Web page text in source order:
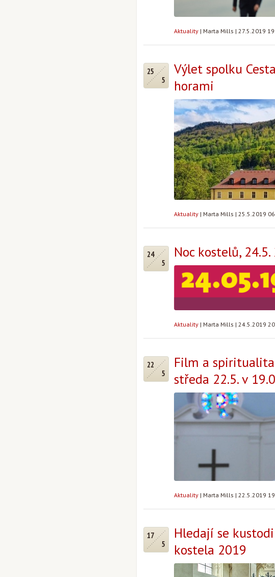
Aktuality | Marta Mills | 27.5.2019
25
5
Výlet spolku
horami
Aktuality | Marta Mills | 25.5.2019
24
5
Noc kostelů,
Aktuality | Marta Mills | 24.5.2019
22
5
Film a
středa 22.5. v
Aktuality | Marta Mills | 22.5.2019
17
5
Hledají se
kostela 2019